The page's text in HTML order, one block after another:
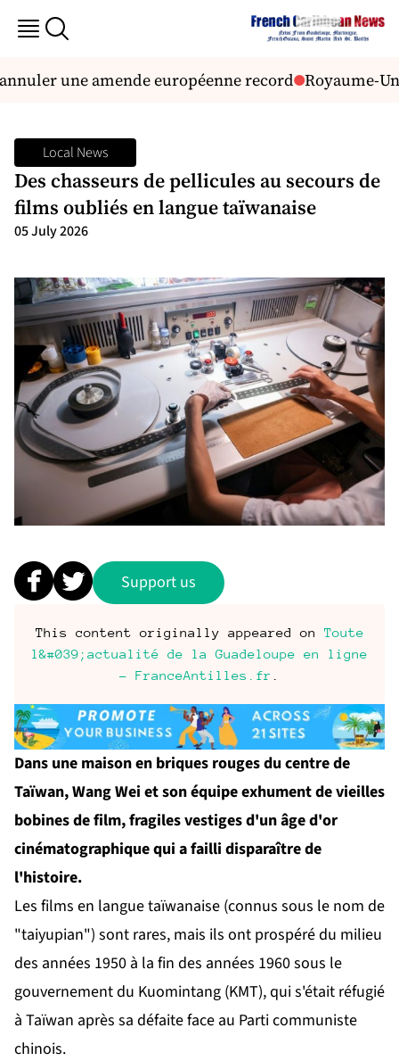
une amende européenne record Royaume-
Local News
Des chasseurs de pellicules au secours de
films oubliés en langue taïwanaise
05 July 2026
Support us
This content originally appeared on Toute
l&#039;actualité de la Guadeloupe en ligne
- FranceAntilles.fr
Dans une maison en briques rouges du centre de
Taïwan, Wang Wei et son équipe exhument de vieilles
bobines de film, fragiles vestiges d'un âge d'or
cinématographique qui a failli disparaître de
l'histoire.
Les films en langue taïwanaise (connus sous le nom de
"taiyupian") sont rares, mais ils ont prospéré du milieu
des années 1950 à la fin des années 1960 sous le
gouvernement du Kuomintang (KMT), qui s'était réfugié
à Taïwan après sa défaite face au Parti communiste
chinois.